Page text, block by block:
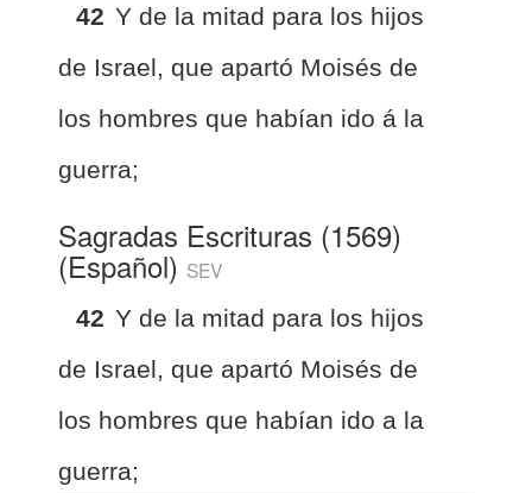
42 Y de la mitad para los hijos
de Israel, que apartó Moisés de
los hombres que habían ido á la
guerra;
Sagradas Escrituras (1569)
(Español) SEV
42 Y de la mitad para los hijos
de Israel, que apartó Moisés de
los hombres que habían ido a la
guerra;